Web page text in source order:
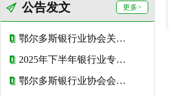
更多>
公告发文
鄂尔多斯银行业协会关于2026年度会费收取标准的公告
2025年下半年银行业专业人员初级和中级职业资格考试报名公告
鄂尔多斯银行业协会会费管理办法